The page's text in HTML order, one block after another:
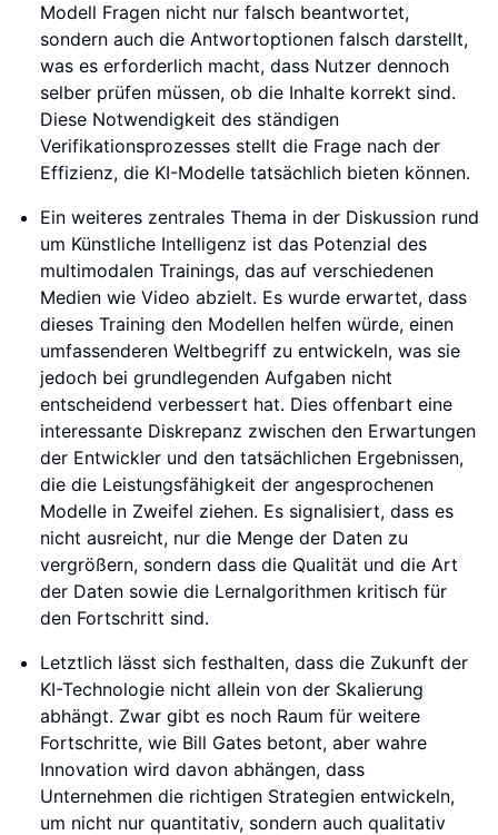
Modell Fragen nicht nur falsch beantwortet,
sondern auch die Antwortoptionen falsch darstellt,
was es erforderlich macht, dass Nutzer dennoch
selber prüfen müssen, ob die Inhalte korrekt sind.
Diese Notwendigkeit des ständigen
Verifikationsprozesses stellt die Frage nach der
Effizienz, die KI-Modelle tatsächlich bieten können.
Ein weiteres zentrales Thema in der Diskussion rund
um Künstliche Intelligenz ist das Potenzial des
multimodalen Trainings, das auf verschiedenen
Medien wie Video abzielt. Es wurde erwartet, dass
dieses Training den Modellen helfen würde, einen
umfassenderen Weltbegriff zu entwickeln, was sie
jedoch bei grundlegenden Aufgaben nicht
entscheidend verbessert hat. Dies offenbart eine
interessante Diskrepanz zwischen den Erwartungen
der Entwickler und den tatsächlichen Ergebnissen,
die die Leistungsfähigkeit der angesprochenen
Modelle in Zweifel ziehen. Es signalisiert, dass es
nicht ausreicht, nur die Menge der Daten zu
vergrößern, sondern dass die Qualität und die Art
der Daten sowie die Lernalgorithmen kritisch für
den Fortschritt sind.
Letztlich lässt sich festhalten, dass die Zukunft der
KI-Technologie nicht allein von der Skalierung
abhängt. Zwar gibt es noch Raum für weitere
Fortschritte, wie Bill Gates betont, aber wahre
Innovation wird davon abhängen, dass
Unternehmen die richtigen Strategien entwickeln,
um nicht nur quantitativ, sondern auch qualitativ